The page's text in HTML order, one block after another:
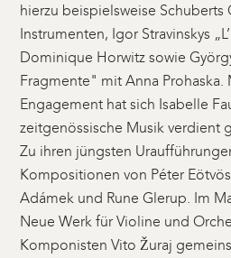
hierzu beispielsweise
Instrumenten, Igor Stravinskys
Dominique Horwitz sowie
Fragmente" mit Anna Prohaska.
Engagement hat sich Isabelle
zeitgenössische Musik verdient
Zu ihren jüngsten
Kompositionen von Péter
Adámek und Rune Glerup. Im
Neue Werk für Violine und
Komponisten Vito Žuraj